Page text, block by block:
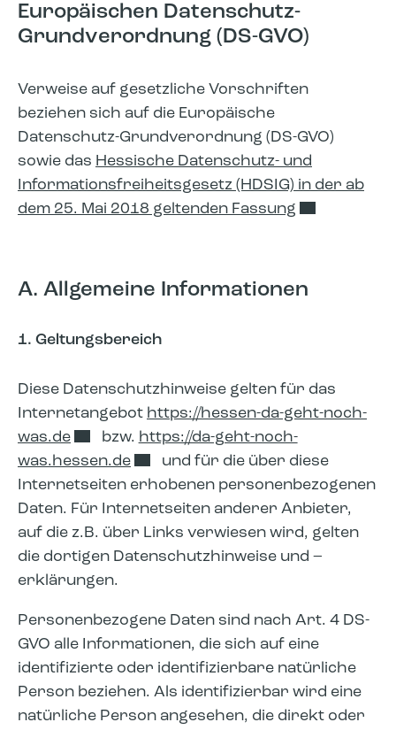
Europäischen Datenschutz-
Grundverordnung (DS-GVO)
Verweise auf gesetzliche Vorschriften
beziehen sich auf die Europäische
Datenschutz-Grundverordnung (DS-GVO)
sowie das Hessische Datenschutz- und
Informationsfreiheitsgesetz (HDSIG) in der ab
dem 25. Mai 2018 geltenden Fassung
A. Allgemeine Informationen
1. Geltungsbereich
Diese Datenschutzhinweise gelten für das
Internetangebot https://hessen-da-geht-noch-
was.de
bzw. https://da-geht-noch-
was.hessen.de
und für die über diese
Internetseiten erhobenen personenbezogenen
Daten. Für Internetseiten anderer Anbieter,
auf die z.B. über Links verwiesen wird, gelten
die dortigen Datenschutzhinweise und –
erklärungen.
Personenbezogene Daten sind nach Art. 4 DS-
GVO alle Informationen, die sich auf eine
identifizierte oder identifizierbare natürliche
Person beziehen. Als identifizierbar wird eine
natürliche Person angesehen, die direkt oder